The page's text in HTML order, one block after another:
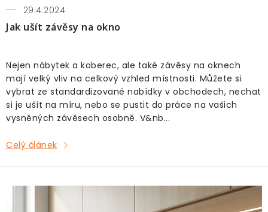
Kontakt
Jak ušít závěsy na okno
29.4.2024
Nejen nábytek a koberec, ale také závěsy na oknech
mají velký vliv na celkový vzhled místnosti. Můžete si
vybrat ze standardizované nabídky v obchodech, nechat
si je ušít na míru, nebo se pustit do práce na vašich
vysněných závěsech osobně. V&nb...
Celý článek